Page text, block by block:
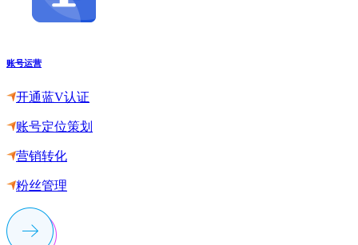
账号运营
开通蓝V认证
账号定位策划
营销转化
粉丝管理